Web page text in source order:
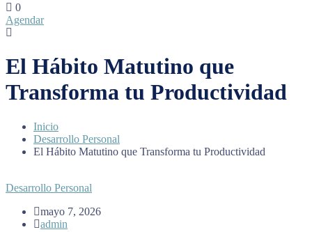
0
Agendar
El Hábito Matutino que
Transforma tu Productividad
Inicio
Desarrollo Personal
El Hábito Matutino que Transforma tu Productividad
Desarrollo Personal
mayo 7, 2026
admin